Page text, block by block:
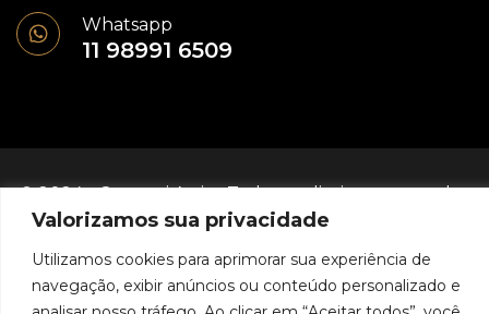
Valorizamos sua privacidade
Utilizamos cookies para aprimorar sua experiência de
navegação, exibir anúncios ou conteúdo personalizado e
Whatsapp
11 98991 6509
© 2024 - Geovani Assis - Todos os direitos reservados
Política de Privacidade